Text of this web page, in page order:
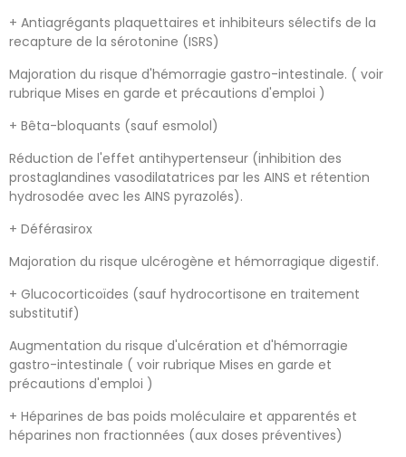
+ Antiagrégants plaquettaires et inhibiteurs sélectifs de la
recapture de la sérotonine (ISRS)
Majoration du risque d'hémorragie gastro-intestinale. ( voir
rubrique Mises en garde et précautions d'emploi )
+ Bêta-bloquants (sauf esmolol)
Réduction de l'effet antihypertenseur (inhibition des
prostaglandines vasodilatatrices par les AINS et rétention
hydrosodée avec les AINS pyrazolés).
+ Déférasirox
Majoration du risque ulcérogène et hémorragique digestif.
+ Glucocorticoïdes (sauf hydrocortisone en traitement
substitutif)
Augmentation du risque d'ulcération et d'hémorragie
gastro-intestinale ( voir rubrique Mises en garde et
précautions d'emploi )
+ Héparines de bas poids moléculaire et apparentés et
héparines non fractionnées (aux doses préventives)